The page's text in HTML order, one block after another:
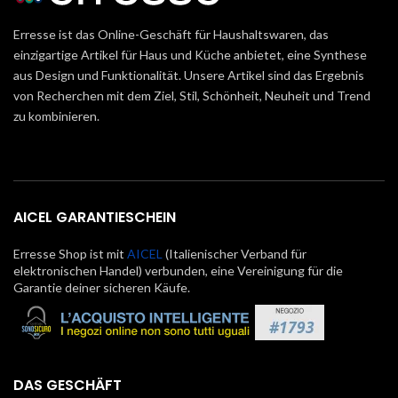
Erresse ist das Online-Geschäft für Haushaltswaren, das
einzigartige Artikel für Haus und Küche anbietet, eine Synthese
aus Design und Funktionalität. Unsere Artikel sind das Ergebnis
von Recherchen mit dem Ziel, Stil, Schönheit, Neuheit und Trend
zu kombinieren.
AICEL GARANTIESCHEIN
Erresse Shop ist mit AICEL (Italienischer Verband für
elektronischen Handel) verbunden, eine Vereinigung für die
Garantie deiner sicheren Käufe.
DAS GESCHÄFT